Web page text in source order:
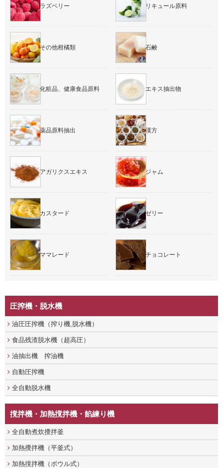
圧搾機・脱水機
油圧圧搾機（搾り機,脱水機）
食品残渣脱水機（超高圧）
油抽出機 搾油機
自動圧搾機
全自動脱水機
撹拌機・加熱撹拌機・餡練り機
全自動煮炊攪拌釜
加熱攪拌機（平釜式）
加熱撹拌機（ボウル式）
ラズベリー リキュール原料
その他柑橘類 石鹸
化粧品、健康食品原料 エキス抽出物
薬品原料抽出 漢方
アガリクスエキス ジャム
カスタード ゼリー
ママレード チョコレート